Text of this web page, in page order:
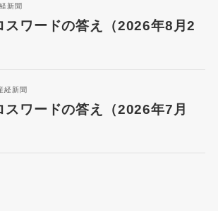
新聞
スワードの答え（2026年8月2
経新聞
スワードの答え（2026年7月